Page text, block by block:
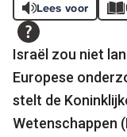
Lees voor
Israël zou niet
Europese
stelt de
Wetenschappen